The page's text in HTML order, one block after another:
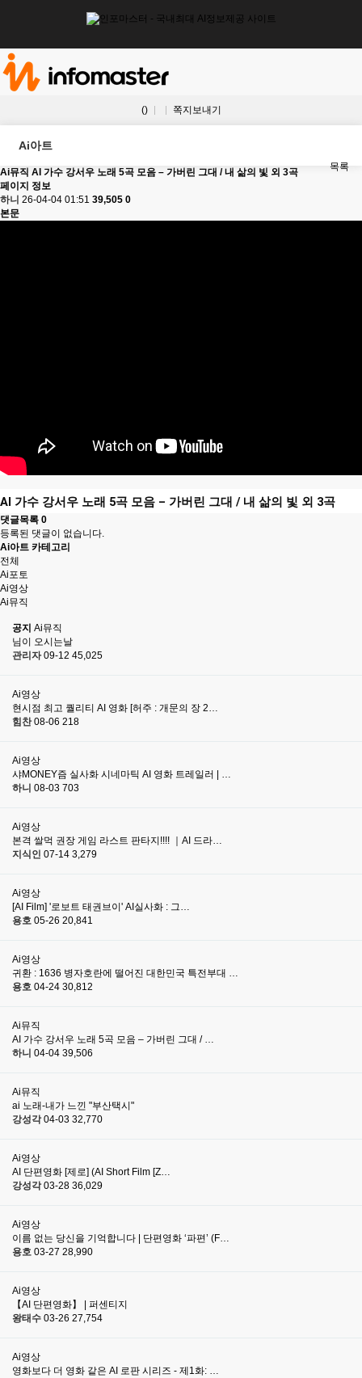
() 쪽지보내기
Ai아트
목록
Ai뮤직 AI 가수 강서우 노래 5곡 모음 – 가버린 그대 / 내 삶의 빛 외 3곡
페이지 정보
하니 26-04-04 01:51 39,505 0
본문
AI 가수 강서우 노래 5곡 모음 – 가버린 그대 / 내 삶의 빛 외 3곡
댓글목록 0
등록된 댓글이 없습니다.
Ai아트 카테고리
전체
Ai포토
Ai영상
Ai뮤직
공지 Ai뮤직
님이 오시는날
관리자 09-12 45,025
Ai영상
현시점 최고 퀄리티 AI 영화 [허주 : 개문의 장 2…
힘찬 08-06 218
Ai영상
샤MONEY즘 실사화 시네마틱 AI 영화 트레일러 | …
하니 08-03 703
Ai영상
본격 쌀먹 권장 게임 라스트 판타지!!!! ｜AI 드라…
지식인 07-14 3,279
Ai영상
[AI Film] '로보트 태권브이' AI실사화 : 그…
용호 05-26 20,841
Ai영상
귀환 : 1636 병자호란에 떨어진 대한민국 특전부대 …
용호 04-24 30,812
Ai뮤직
AI 가수 강서우 노래 5곡 모음 – 가버린 그대 / …
하니 04-04 39,506
Ai뮤직
ai 노래-내가 느낀 "부산택시"
강성각 04-03 32,770
Ai영상
AI 단편영화 [제로] (AI Short Film [Z…
강성각 03-28 36,029
Ai영상
이름 없는 당신을 기억합니다 | 단편영화 ‘파편’ (F…
용호 03-27 28,990
Ai영상
【AI 단편영화】 | 퍼센티지
왕태수 03-26 27,754
Ai영상
영화보다 더 영화 같은 AI 로판 시리즈 - 제1화: …